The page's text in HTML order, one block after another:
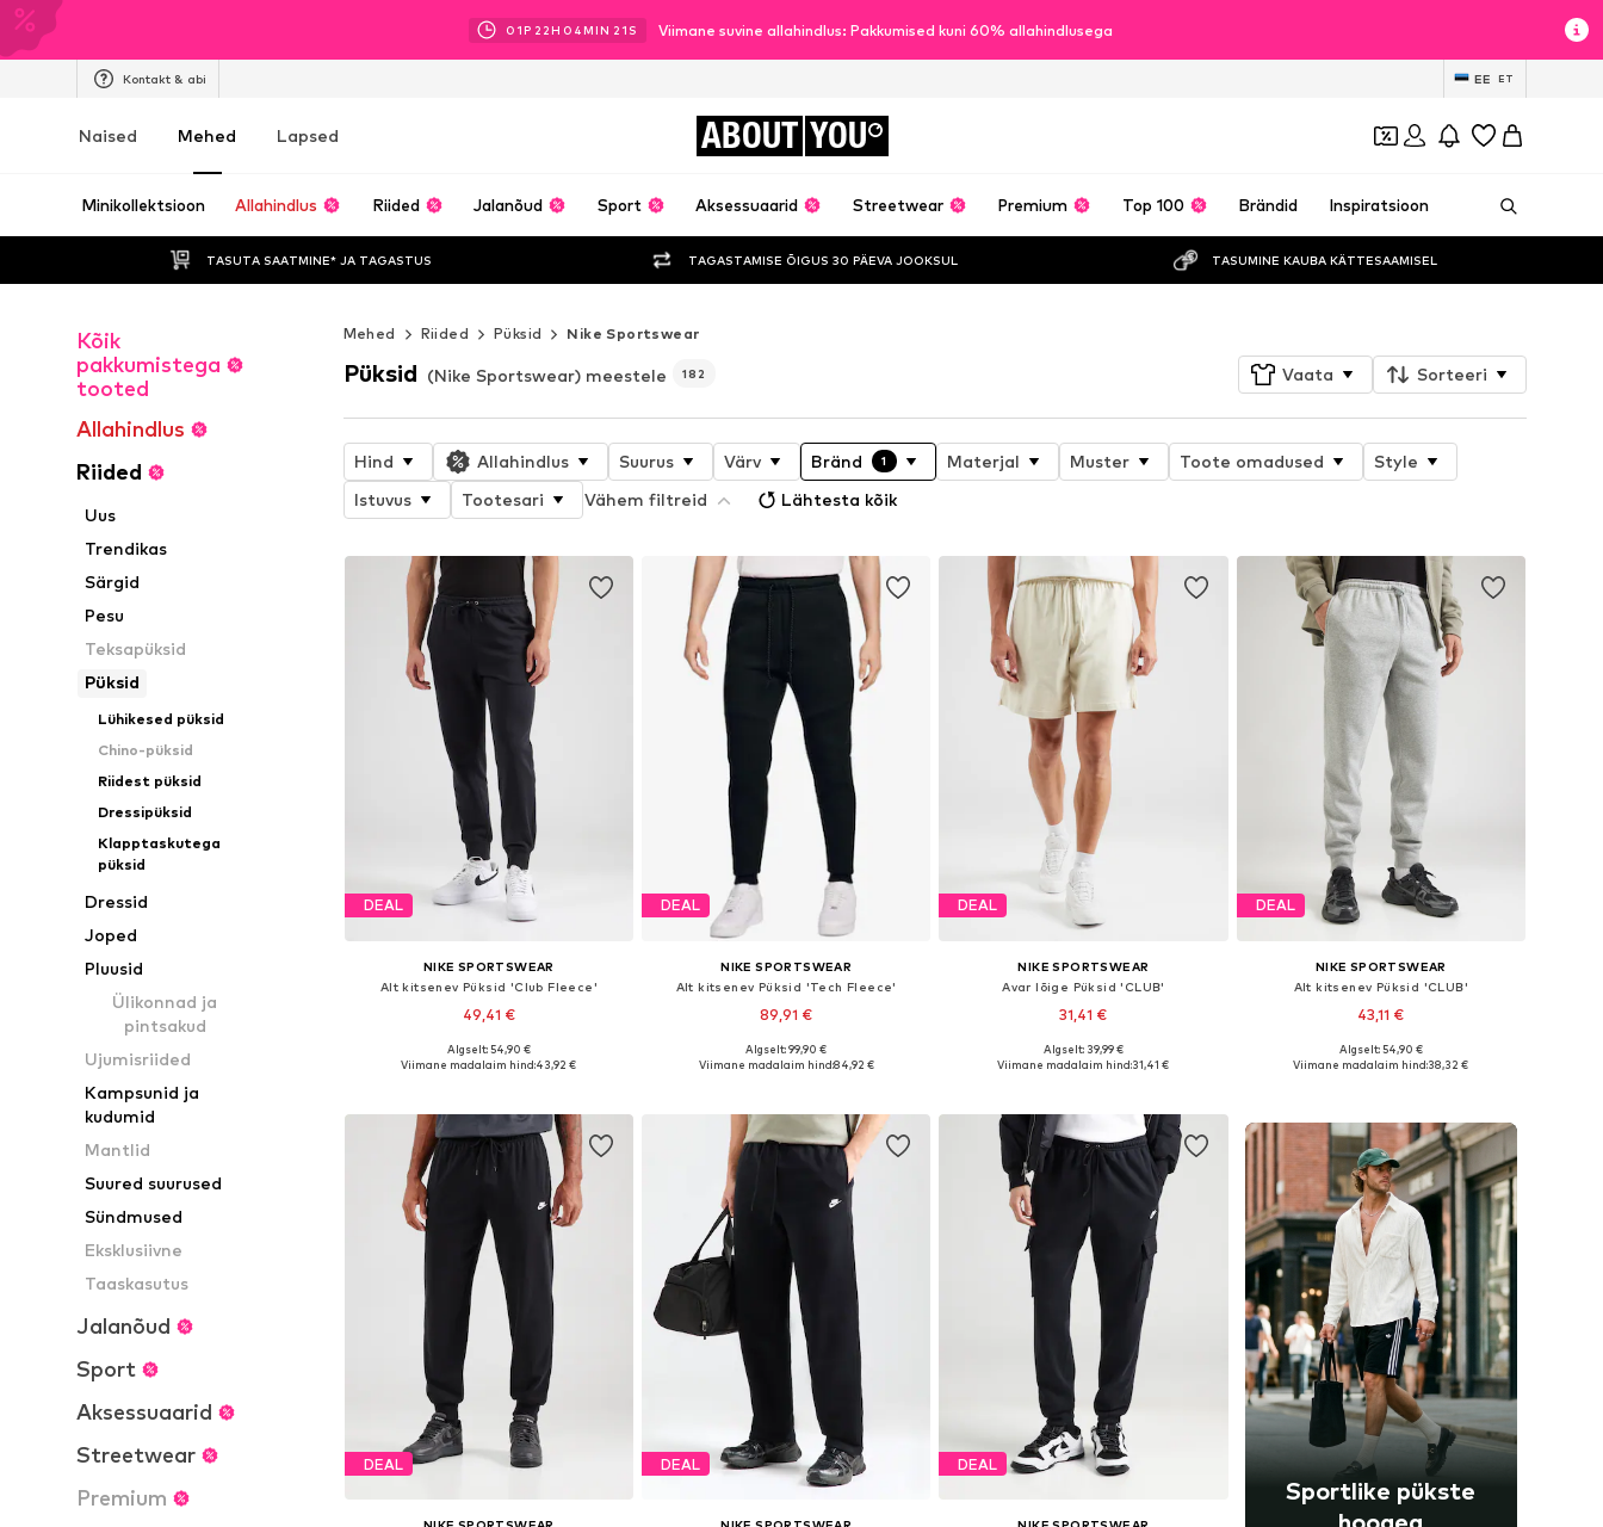
01P 22H 04MIN 19 S Viimane suvine allahindlus: Pakkumised kuni 60% allahindlusega
Kontakt & abi EE ET
Naised Mehed Lapsed ABOUT YOU
Minikollektsioon Allahindlus Riided Jalanõud Sport Aksessuaarid Streetwear Premium Top 100 Brändid Inspiratsioon
TASUTA SAATMINE* JA TAGASTUS TAGASTAMISE ÕIGUS 30 PÄEVA JOOKSUL TASUMINE KAUBA KÄTTESAAMISEL
Kõik
pakkumistega
tooted
Allahindlus
Riided
Uus
Trendikas
Särgid
Pesu
Teksapüksid
Püksid
Lühikesed püksid
Chino-püksid
Riidest püksid
Dressipüksid
Klapptaskutega
püksid
Dressid
Joped
Pluusid
Ülikonnad ja
pintsakud
Ujumisriided
Kampsunid ja
kudumid
Mantlid
Suured suurused
Sündmused
Eksklusiivne
Taaskasutus
Jalanõud
Sport
Aksessuaarid
Streetwear
Premium
Mehed Riided Püksid Nike Sportswear
Püksid (Nike Sportswear) meestele 182 Vaata Sorteeri
Hind Allahindlus Suurus Värv Bränd 1 Materjal Muster Toote omadused
Style
Istuvus
Tootesari Vähem filtreid Lähtesta kõik
DEAL
NIKE SPORTSWEAR
Alt kitsenev Püksid 'Club Fleece'
49,41 €
+ 1
Saadaval erinevates suurustes
Algselt: 54,90 €
Viimane madalaim hind:43,92 €
DEAL
NIKE SPORTSWEAR
Alt kitsenev Püksid 'Tech Fleece'
89,91 €
+ 8
Saadaval erinevates suurustes
Algselt: 99,90 €
Viimane madalaim hind:84,92 €
DEAL
NIKE SPORTSWEAR
Avar lõige Püksid 'CLUB'
31,41 €
+2
Saadaval erinevates suurustes
Algselt: 39,99 €
Viimane madalaim hind:31,41 €
DEAL
NIKE SPORTSWEAR
Alt kitsenev Püksid 'CLUB'
43,11 €
+ 6
Saadaval erinevates suurustes
Algselt: 54,90 €
Viimane madalaim hind:38,32 €
DEAL DEAL DEAL
Sportlike pükste